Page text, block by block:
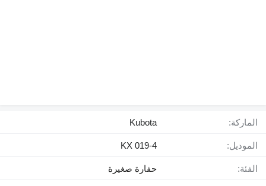
الماركة: Kubota
الموديل: KX 019-4
الفئة: حفارة صغيرة